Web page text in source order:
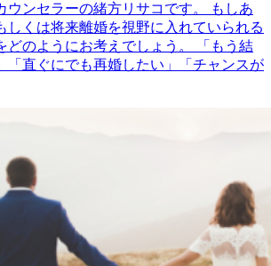
ウンセラーの緒方リサコです。 もしあ
しくは将来離婚を視野に入れていられる
どのようにお考えでしょう。 「もう結
「直ぐにでも再婚したい」「チャンスが